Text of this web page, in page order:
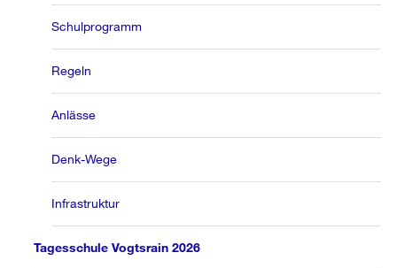
Schulprogramm
Regeln
Anlässe
Denk-Wege
Infrastruktur
Tagesschule Vogtsrain 2026